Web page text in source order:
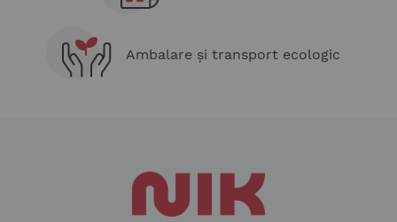
Ambalare și transport ecologic